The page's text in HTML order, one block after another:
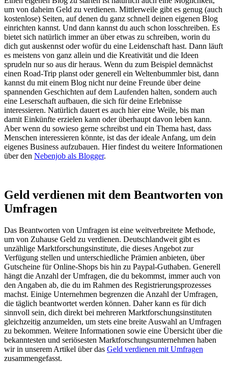
um von daheim Geld zu verdienen. Mittlerweile gibt es genug (auch
kostenlose) Seiten, auf denen du ganz schnell deinen eigenen Blog
einrichten kannst. Und dann kannst du auch schon losschreiben. Es
bietet sich natürlich immer an über etwas zu schreiben, worin du
dich gut auskennst oder wofür du eine Leidenschaft hast. Dann läuft
es meistens von ganz allein und die Kreativität und die Ideen
sprudeln nur so aus dir heraus. Wenn du zum Beispiel demnächst
einen Road-Trip planst oder generell ein Weltenbummler bist, dann
kannst du mit einem Blog nicht nur deine Freunde über deine
spannenden Geschichten auf dem Laufenden halten, sondern auch
eine Leserschaft aufbauen, die sich für deine Erlebnisse
interessieren. Natürlich dauert es auch hier eine Weile, bis man
damit Einkünfte erzielen kann oder überhaupt davon leben kann.
Aber wenn du sowieso gerne schreibst und ein Thema hast, dass
Menschen interessieren könnte, ist das der ideale Anfang, um dein
eigenes Business aufzubauen. Hier findest du weitere Informationen
über den Nebenjob als Blogger.
Geld verdienen mit dem Beantworten von
Umfragen
Das Beantworten von Umfragen ist eine weitverbreitete Methode,
um von Zuhause Geld zu verdienen. Deutschlandweit gibt es
unzählige Marktforschungsinstitute, die dieses Angebot zur
Verfügung stellen und unterschiedliche Prämien anbieten, über
Gutscheine für Online-Shops bis hin zu Paypal-Guthaben. Generell
hängt die Anzahl der Umfragen, die du bekommst, immer auch von
den Angaben ab, die du im Rahmen des Registrierungsprozesses
machst. Einige Unternehmen begrenzen die Anzahl der Umfragen,
die täglich beantwortet werden können. Daher kann es für dich
sinnvoll sein, dich direkt bei mehreren Marktforschungsinstituten
gleichzeitig anzumelden, um stets eine breite Auswahl an Umfragen
zu bekommen. Weitere Informationen sowie eine Übersicht über die
bekanntesten und seriösesten Marktforschungsunternehmen haben
wir in unserem Artikel über das Geld verdienen mit Umfragen
zusammengefasst.